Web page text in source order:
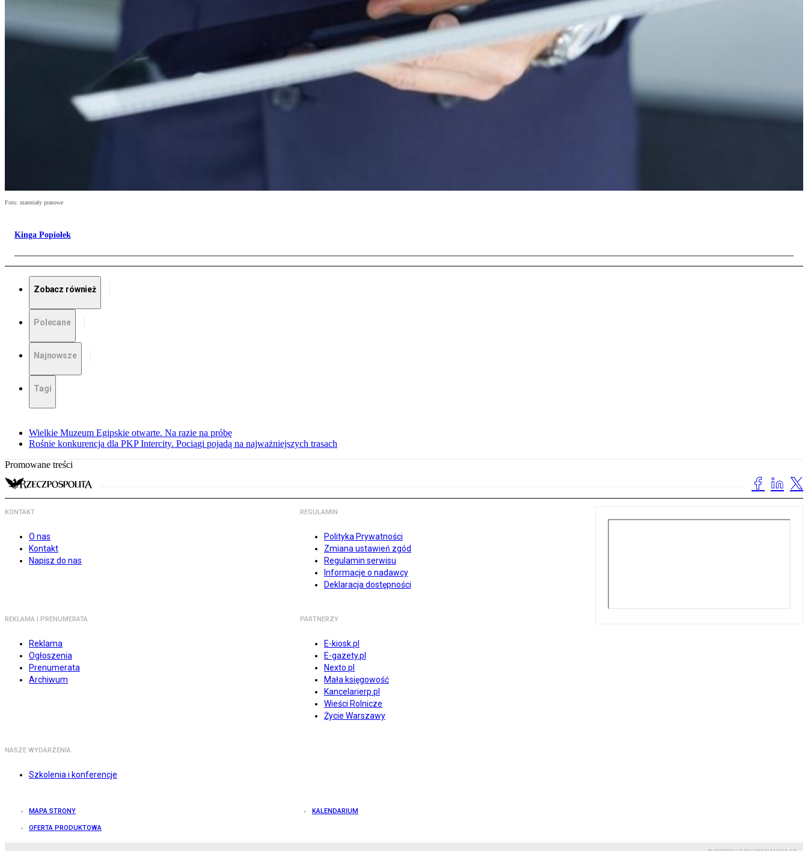
Foto: materiały prasowe
Kinga Popiołek
Zobacz również
Polecane
Najnowsze
Tagi
Wielkie Muzeum Egipskie otwarte. Na razie na próbę
Rośnie konkurencja dla PKP Intercity. Pociągi pojadą na najważniejszych trasach
Promowane treści
KONTAKT
O nas
Kontakt
Napisz do nas
REGULAMIN
Polityka Prywatności
Zmiana ustawień zgód
Regulamin serwisu
Informacje o nadawcy
Deklaracja dostępności
REKLAMA I PRENUMERATA
Reklama
Ogłoszenia
Prenumerata
Archiwum
PARTNERZY
E-kiosk.pl
E-gazety.pl
Nexto.pl
Mała księgowość
Kancelarierp.pl
Wieści Rolnicze
Życie Warszawy
NASZE WYDARZENIA
Szkolenia i konferencje
MAPA STRONY KALENDARIUM
OFERTA PRODUKTOWA